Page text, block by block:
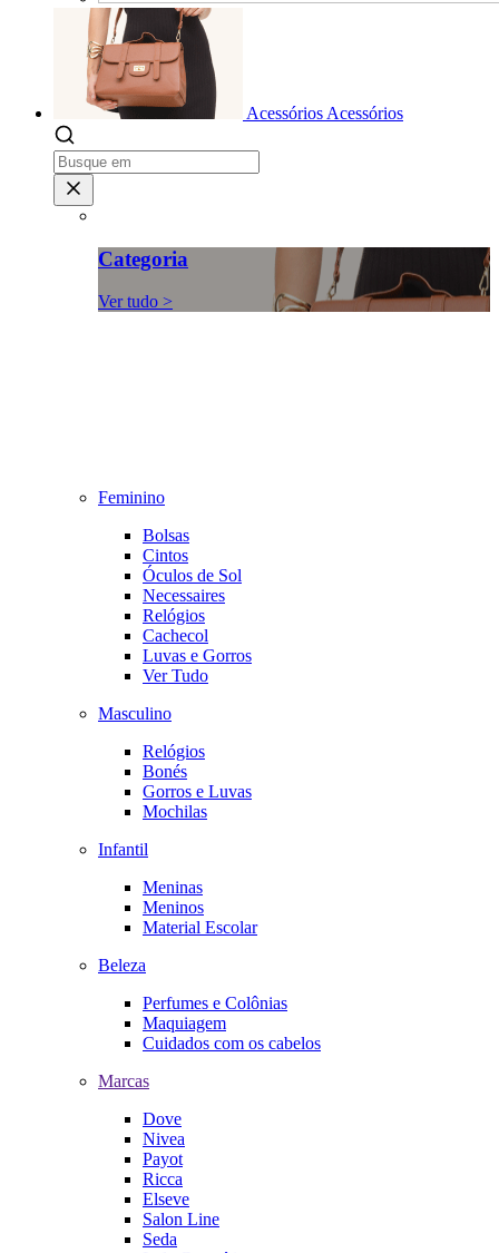
Acessórios Acessórios
Categoria
Ver tudo >
Feminino
Bolsas
Cintos
Óculos de Sol
Necessaires
Relógios
Cachecol
Luvas e Gorros
Ver Tudo
Masculino
Relógios
Bonés
Gorros e Luvas
Mochilas
Infantil
Meninas
Meninos
Material Escolar
Beleza
Perfumes e Colônias
Maquiagem
Cuidados com os cabelos
Marcas
Dove
Nivea
Payot
Ricca
Elseve
Salon Line
Seda